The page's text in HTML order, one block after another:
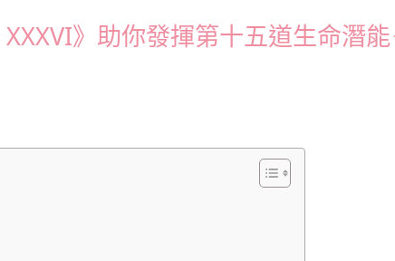
》助你發揮第十五道生命潛